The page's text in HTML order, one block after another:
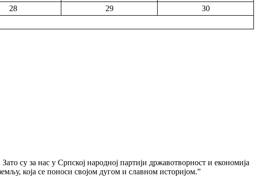
28 29
30
су за нас у Српској народној партији државотворност и економија
која се поноси својом дугом и славном историјом.”